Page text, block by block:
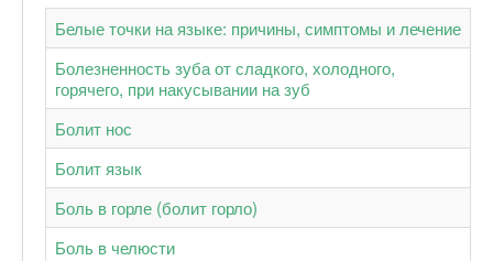
Белые точки на языке: причины, симптомы и лечение
Болезненность зуба от сладкого, холодного,
горячего, при накусывании на зуб
Болит нос
Болит язык
Боль в горле (болит горло)
Боль в челюсти